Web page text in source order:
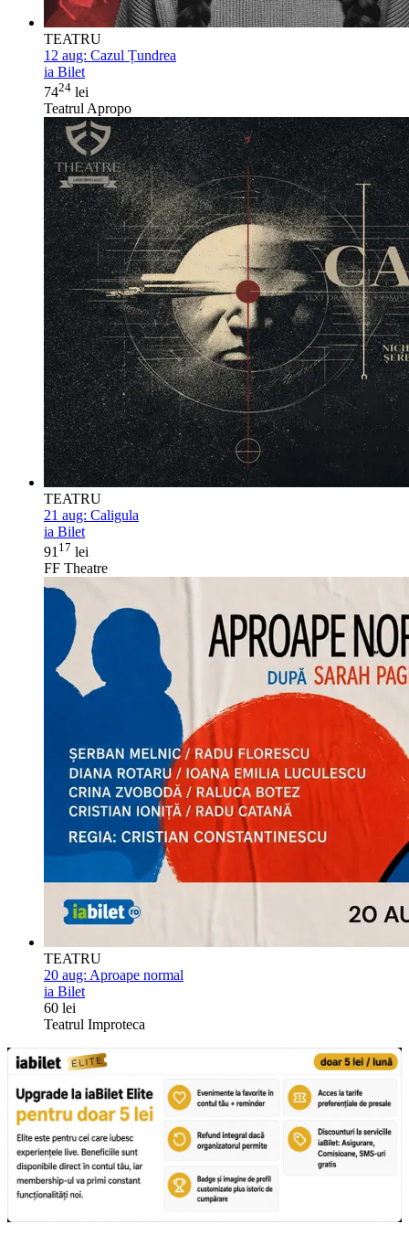
TEATRU
12 aug: Cazul Țundrea
ia Bilet
7424 lei
Teatrul Apropo
TEATRU
21 aug: Caligula
ia Bilet
91 17 lei
FF Theatre
TEATRU
20 aug: Aproape normal
ia Bilet
60 lei
Teatrul Improteca